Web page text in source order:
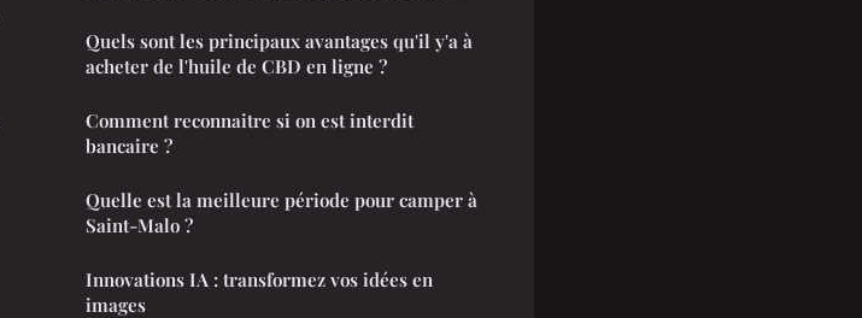
Quels sont les principaux avantages qu'il y'a à
acheter de l'huile de CBD en ligne ?
Comment reconnaitre si on est interdit
bancaire ?
Quelle est la meilleure période pour camper à
Saint-Malo ?
Innovations IA : transformez vos idées en
images